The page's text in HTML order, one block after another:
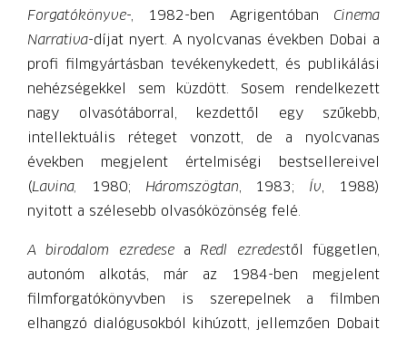
Forgatókönyve-, 1982-ben Agrigentóban Cinema
Narrativa-díjat nyert. A nyolcvanas években Dobai a
profi filmgyártásban tevékenykedett, és publikálási
nehézségekkel sem küzdött. Sosem rendelkezett
nagy olvasótáborral, kezdettől egy szűkebb,
intellektuális réteget vonzott, de a nyolcvanas
években megjelent értelmiségi bestsellereivel
(Lavina, 1980; Háromszögtan, 1983; Ív, 1988)
nyitott a szélesebb olvasóközönség felé.
A birodalom ezredesea Redl ezredestől független,
autonóm alkotás, már az 1984-ben megjelent
filmforgatókönyvben is szerepelnek a filmben
elhangzó dialógusokból kihúzott, jellemzően Dobait